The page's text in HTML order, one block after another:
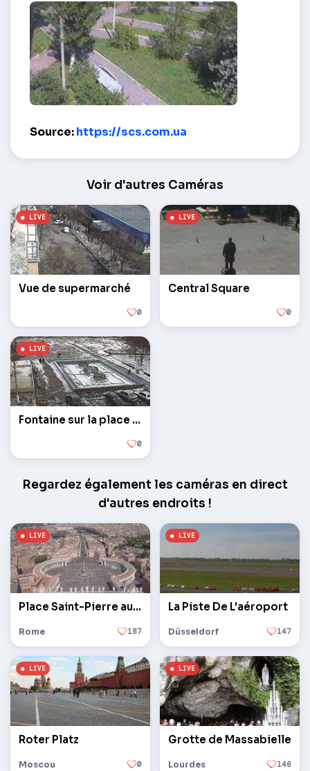
Source:https://scs.com.ua
Voir d'autres Caméras
Vue de supermarché
0
Central Square
0
Fontaine sur la place centrale
0
Regardez également les caméras en direct
d'autres endroits !
Place Saint-Pierre au Vatican
Rome 187
La Piste De L'aéroport
Düsseldorf 147
Roter Platz
Moscou 0
Grotte de Massabielle
Lourdes 146